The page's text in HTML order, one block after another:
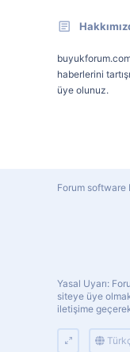
haberlerini
üye olunuz.
Forum software
Yasal Uyarı:
siteye üye
iletişime